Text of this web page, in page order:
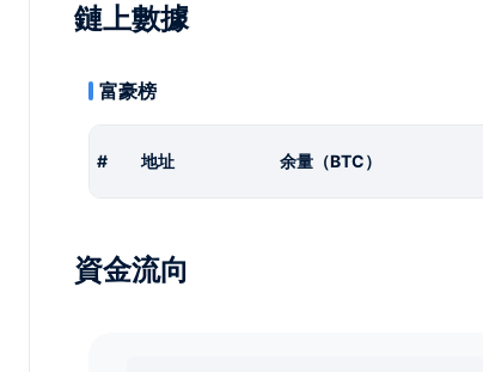
鏈上數據
富豪榜
# 地址 余量（BTC）
資金流向